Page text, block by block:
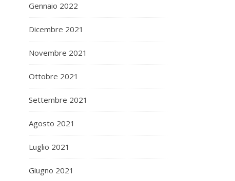
Gennaio 2022
Dicembre 2021
Novembre 2021
Ottobre 2021
Settembre 2021
Agosto 2021
Luglio 2021
Giugno 2021